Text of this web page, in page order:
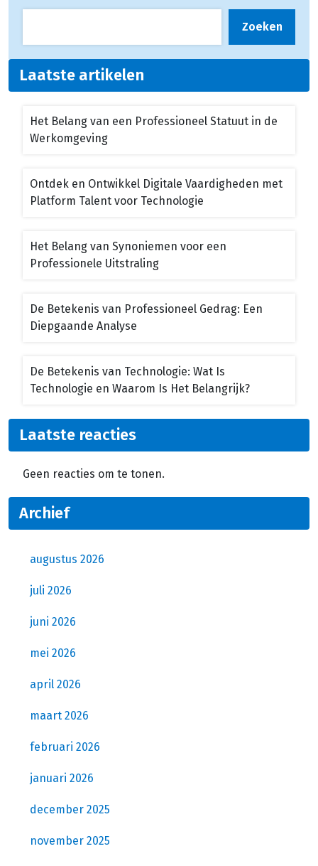
Zoeken
Laatste artikelen
Het Belang van een Professioneel Statuut in de
Werkomgeving
Ontdek en Ontwikkel Digitale Vaardigheden met
Platform Talent voor Technologie
Het Belang van Synoniemen voor een
Professionele Uitstraling
De Betekenis van Professioneel Gedrag: Een
Diepgaande Analyse
De Betekenis van Technologie: Wat Is
Technologie en Waarom Is Het Belangrijk?
Laatste reacties
Geen reacties om te tonen.
Archief
augustus 2026
juli 2026
juni 2026
mei 2026
april 2026
maart 2026
februari 2026
januari 2026
december 2025
november 2025